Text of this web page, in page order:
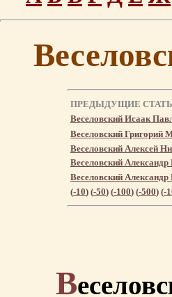
ПРЕДЫДУЩИЕ
Веселовский Исаак
Веселовский Григорий
Веселовский Алексей
Веселовский
Веселовский Александр
(-10) (-50) (-100) (-500) (-
В